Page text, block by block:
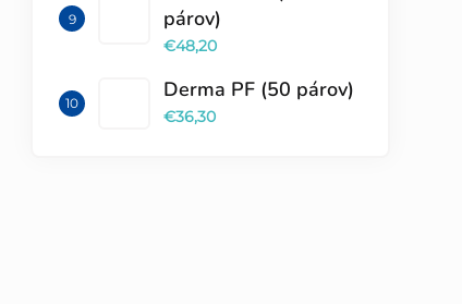
párov)
€48,20
Derma PF (50 párov)
€36,30